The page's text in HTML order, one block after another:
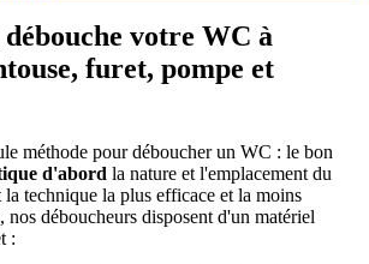
votre WC à
furet, pompe et
méthode pour déboucher un WC : le bon
d'abord la nature et l'emplacement du
technique la plus efficace et la moins
nos déboucheurs disposent d'un matériel
: